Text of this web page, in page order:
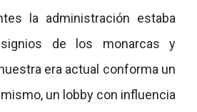
la administración estaba
de los monarcas y
era actual conforma un
un lobby con influencia